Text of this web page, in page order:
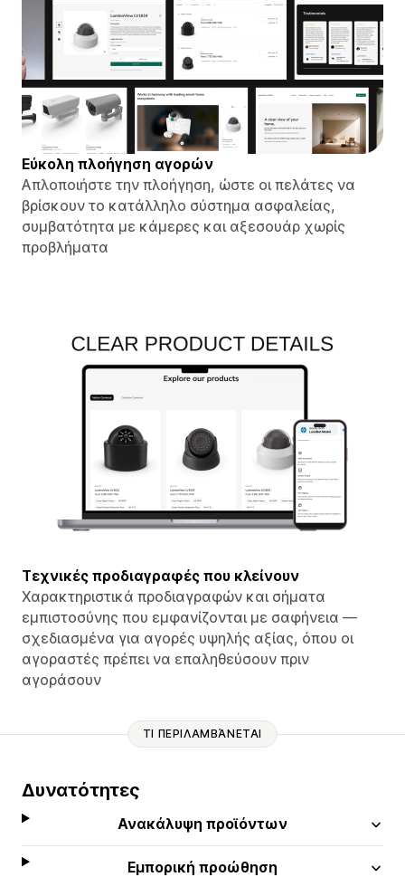
Εύκολη πλοήγηση αγορών
Απλοποιήστε την πλοήγηση, ώστε οι πελάτες να
βρίσκουν το κατάλληλο σύστημα ασφαλείας,
συμβατότητα με κάμερες και αξεσουάρ χωρίς
προβλήματα
Τεχνικές προδιαγραφές που κλείνουν
Χαρακτηριστικά προδιαγραφών και σήματα
εμπιστοσύνης που εμφανίζονται με σαφήνεια —
σχεδιασμένα για αγορές υψηλής αξίας, όπου οι
αγοραστές πρέπει να επαληθεύσουν πριν
αγοράσουν
ΤΙ ΠΕΡΙΛΑΜΒΆΝΕΤΑΙ
Δυνατότητες
Ανακάλυψη προϊόντων
Εμπορική προώθηση